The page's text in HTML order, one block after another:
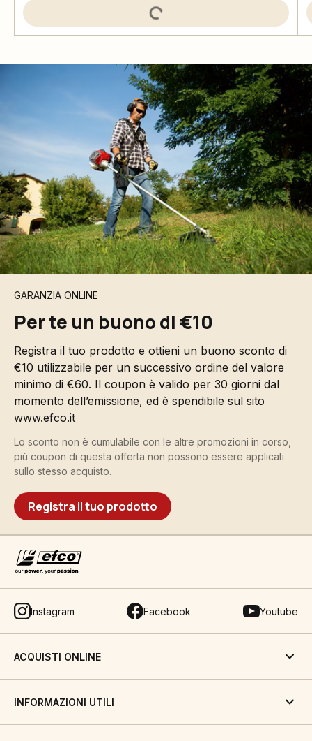
GARANZIA ONLINE
Per te un buono di €10
Registra il tuo prodotto e ottieni un buono sconto di
€10 utilizzabile per un successivo ordine del valore
minimo di €60. Il coupon è valido per 30 giorni dal
momento dell’emissione, ed è spendibile sul sito
www.efco.it
Lo sconto non è cumulabile con le altre promozioni in corso,
più coupon di questa offerta non possono essere applicati
sullo stesso acquisto.
Registra il tuo prodotto
Instagram Facebook Youtube
ACQUISTI ONLINE
INFORMAZIONI UTILI